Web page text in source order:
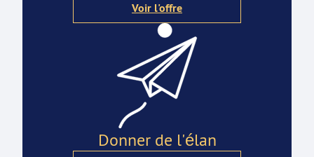
Voir l'offre
Donner de l'élan